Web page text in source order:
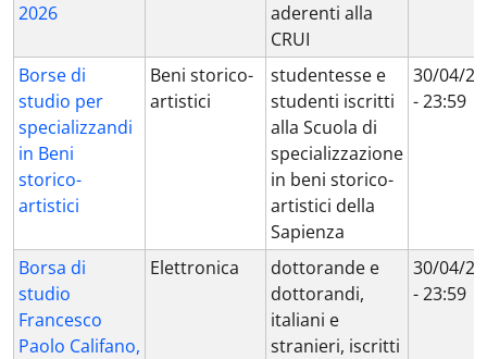
2026
aderenti alla
CRUI
Borse di
studio per
specializzandi
in Beni
storico-
artistici
Beni storico-
artistici
studentesse e
studenti iscritti
alla Scuola di
specializzazione
in beni storico-
artistici della
Sapienza
30/04/
- 23:59
Borsa di
studio
Francesco
Paolo Califano,
Elettronica
dottorande e
dottorandi,
italiani e
stranieri, iscritti
30/04/
- 23:59